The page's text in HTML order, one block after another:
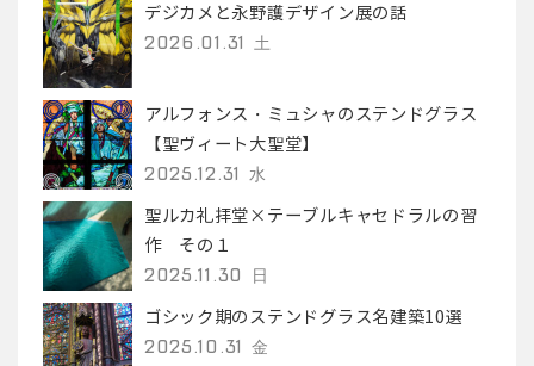
デジカメと永野護デザイン展の話
2026.01.31 土
アルフォンス・ミュシャのステンドグラス
【聖ヴィート大聖堂】
2025.12.31 水
聖ルカ礼拝堂×テーブルキャセドラルの習
作 その１
2025.11.30 日
ゴシック期のステンドグラス名建築10選
2025.10.31 金